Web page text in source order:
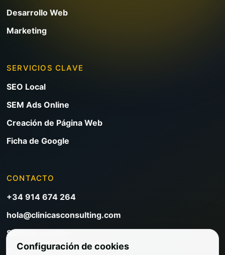
Desarrollo Web
Marketing
SERVICIOS CLAVE
SEO Local
SEM Ads Online
Creación de Página Web
Ficha de Google
CONTACTO
+34 914 674 264
hola@clinicasconsulting.com
Solicitar reunión
Blog de marketing clínico
Configuración de cookies